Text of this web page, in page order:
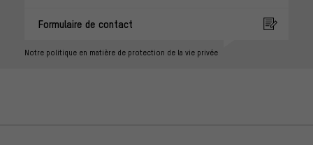
Formulaire de contact
Notre politique en matière de protection de la vie privée